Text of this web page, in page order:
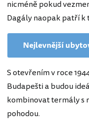
nicméně pokud
Dagály naopak patří k
Nejlevnější
S otevřením v roce
Budapešti a budou
kombinovat termály s
pohodou.